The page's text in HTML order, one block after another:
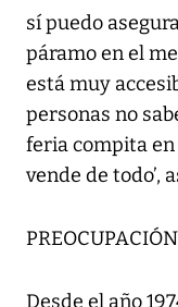
sí puedo
páramo en el
está muy
personas no
feria compita
vende de todo’,
PREOCUPACIÓN
Desde el año